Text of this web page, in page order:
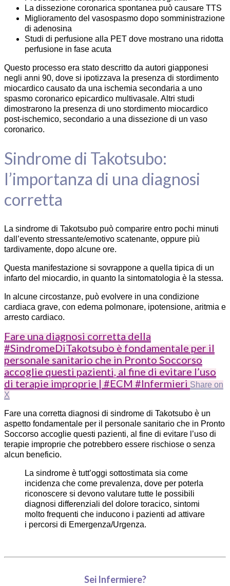
La dissezione coronarica spontanea può causare TTS
Miglioramento del vasospasmo dopo somministrazione
di adenosina
Studi di perfusione alla PET dove mostrano una ridotta
perfusione in fase acuta
Questo processo era stato descritto da autori giapponesi
negli anni 90, dove si ipotizzava la presenza di stordimento
miocardico causato da una ischemia secondaria a uno
spasmo coronarico epicardico multivasale. Altri studi
dimostrarono la presenza di uno stordimento miocardico
post-ischemico, secondario a una dissezione di un vaso
coronarico.
Sindrome di Takotsubo:
l’importanza di una diagnosi
corretta
La sindrome di Takotsubo può comparire entro pochi minuti
dall’evento stressante/emotivo scatenante, oppure più
tardivamente, dopo alcune ore.
Questa manifestazione si sovrappone a quella tipica di un
infarto del miocardio, in quanto la sintomatologia è la stessa.
In alcune circostanze, può evolvere in una condizione
cardiaca grave, con edema polmonare, ipotensione, aritmia e
arresto cardiaco.
Fare una diagnosi corretta della
#SindromeDiTakotsubo è fondamentale per il
personale sanitario che in Pronto Soccorso
accoglie questi pazienti, al fine di evitare l’uso
di terapie improprie | #ECM #Infermieri Share on
X
Fare una corretta diagnosi di sindrome di Takotsubo è un
aspetto fondamentale per il personale sanitario che in Pronto
Soccorso accoglie questi pazienti, al fine di evitare l’uso di
terapie improprie che potrebbero essere rischiose o senza
alcun beneficio.
La sindrome è tutt’oggi sottostimata sia come
incidenza che come prevalenza, dove per poterla
riconoscere si devono valutare tutte le possibili
diagnosi differenziali del dolore toracico, sintomi
molto frequenti che inducono i pazienti ad attivare
i percorsi di Emergenza/Urgenza.
Sei Infermiere?